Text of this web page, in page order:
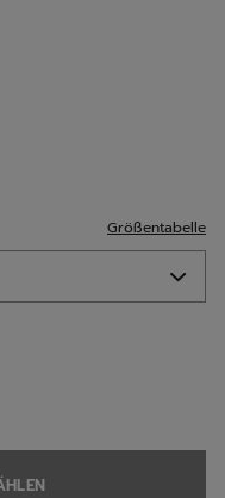
Größentabelle